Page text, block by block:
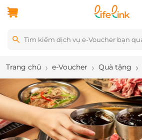
Trang chủ e-Voucher Quà tặng